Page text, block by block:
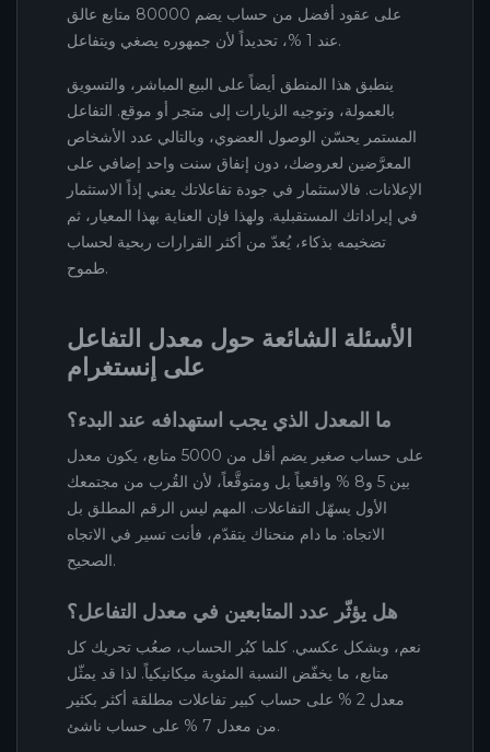
على عقود أفضل من حساب يضم 80000 متابع عالق
عند 1 %، تحديداً لأن جمهوره يصغي ويتفاعل.
ينطبق هذا المنطق أيضاً على البيع المباشر، والتسويق
بالعمولة، وتوجيه الزيارات إلى متجر أو موقع. التفاعل
المستمر يحسّن الوصول العضوي، وبالتالي عدد الأشخاص
المعرَّضين لعروضك، دون إنفاق سنت واحد إضافي على
الإعلانات. فالاستثمار في جودة تفاعلاتك يعني إذاً الاستثمار
في إيراداتك المستقبلية. ولهذا فإن العناية بهذا المعيار، ثم
تضخيمه بذكاء، يُعدّ من أكثر القرارات ربحية لحساب
طموح.
الأسئلة الشائعة حول معدل التفاعل
على إنستغرام
ما المعدل الذي يجب استهدافه عند البدء؟
على حساب صغير يضم أقل من 5000 متابع، يكون معدل
بين 5 و8 % واقعياً بل ومتوقَّعاً، لأن القُرب من مجتمعك
الأول يسهّل التفاعلات. المهم ليس الرقم المطلق بل
الاتجاه: ما دام منحناك يتقدّم، فأنت تسير في الاتجاه
الصحيح.
هل يؤثّر عدد المتابعين في معدل التفاعل؟
نعم، وبشكل عكسي. كلما كبُر الحساب، صعُب تحريك كل
متابع، ما يخفّض النسبة المئوية ميكانيكياً. لذا قد يمثّل
معدل 2 % على حساب كبير تفاعلات مطلقة أكثر بكثير
من معدل 7 % على حساب ناشئ.